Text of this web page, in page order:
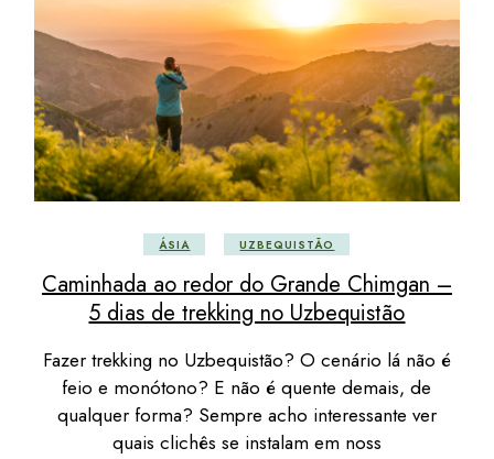
ÁSIA UZBEQUISTÃO
Caminhada ao redor do Grande Chimgan –
5 dias de trekking no Uzbequistão
Fazer trekking no Uzbequistão? O cenário lá não é
feio e monótono? E não é quente demais, de
qualquer forma? Sempre acho interessante ver
quais clichês se instalam em noss